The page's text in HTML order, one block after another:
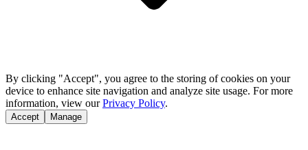
By clicking "Accept", you agree to the storing of cookies on your
device to enhance site navigation and analyze site usage. For more
information, view our Privacy Policy.
Accept Manage